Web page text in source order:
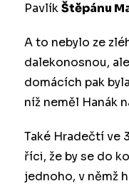
PavlíkŠtěpánu
A to nebylo ze
dalekonosnou,
domácích pak
níž neměl Hanák
Také Hradečtí ve
říci, že by se do
jednoho, v němž